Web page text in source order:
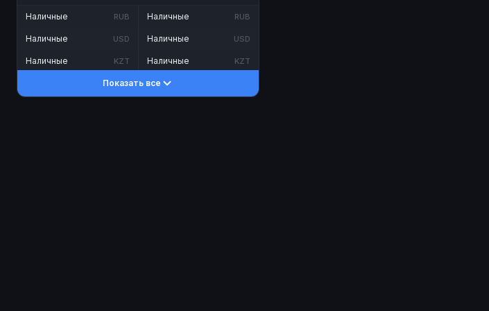
Наличные RUB
Наличные USD
Наличные KZT
Наличные RUB
Наличные USD
Наличные KZT
Показать все